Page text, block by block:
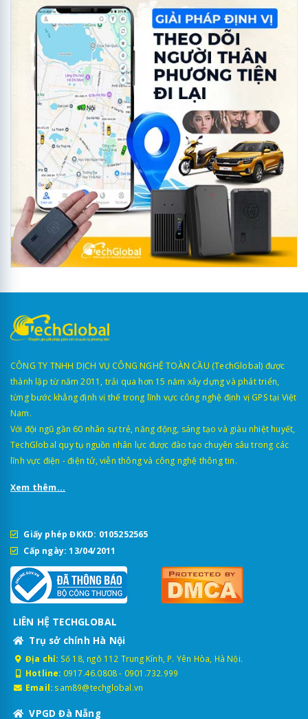
CÔNG TY TNHH DỊCH VỤ CÔNG NGHỆ TOÀN CẦU (TechGlobal) được
thành lập từ năm 2011, trải qua hơn 15 năm xây dựng và phát triển,
từng bước khẳng định vị thế trong lĩnh vực công nghệ định vị GPS tại Việt
Nam.
Với đội ngũ gần 60 nhân sự trẻ, năng động, sáng tạo và giàu nhiệt huyết,
TechGlobal quy tụ nguồn nhân lực được đào tạo chuyên sâu trong các
lĩnh vực điện - điện tử, viễn thông và công nghệ thông tin.
Xem thêm...
Giấy phép ĐKKD: 0105252565
Cấp ngày: 13/04/2011
LIÊN HỆ TECHGLOBAL
Trụ sở chính Hà Nội
Địa chỉ: Số 18, ngõ 112 Trung Kính, P. Yên Hòa, Hà Nội.
Hotline: 0917.46.0808- 0901.732.999
Email: sam89@techglobal.vn
VPGD Đà Nẵng